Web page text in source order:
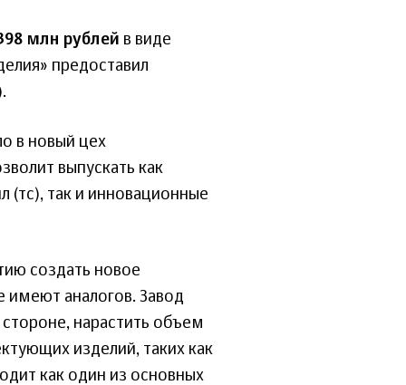
млн рублей в виде
предоставил
в новый цех
выпускать как
(тс), так и инновационные
создать новое
имеют аналогов. Завод
нарастить объем
изделий, таких как
как один из основных